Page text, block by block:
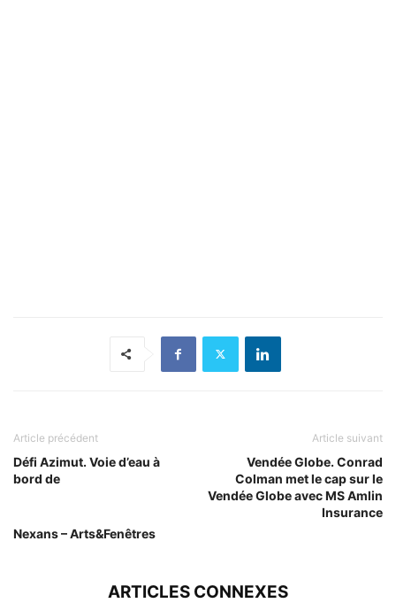
Article précédent
Défi Azimut. Voie d’eau à
bord de
Nexans – Arts&Fenêtres
Article suivant
Vendée Globe. Conrad
Colman met le cap sur le
Vendée Globe avecMS Amlin
Insurance
ARTICLES CONNEXES